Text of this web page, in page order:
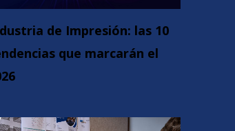
de Impresión: las 10
que marcarán el